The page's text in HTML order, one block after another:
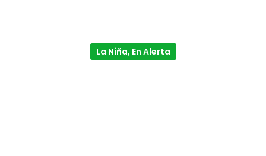
La Niña, En Alerta